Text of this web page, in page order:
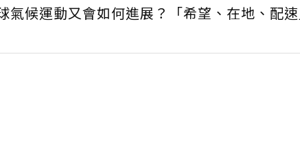
氣候運動又會如何進展？「希望、在地、配